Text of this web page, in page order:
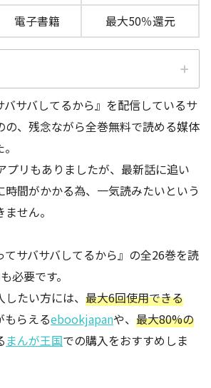
電子書籍 最大50％還元
配信 料金と特典
電子書籍
月額コース1ヵ月無料
電子書籍
70％割引
電子書籍
最大50％還元
電子書籍
電子書籍
90%割引
サバしてるから』を配信しているサ
の、残念ながら全巻無料で読める媒体
プリもありましたが、最新話に追い
時間がかかる為、一気読みたいという
せん。
てサバサバしてるから』の全26巻を読
必要です。
たい方には、 最大6回使用できる
もらえるebookjapanや、 最大80%の
まんが王国での購入をおすすめしま